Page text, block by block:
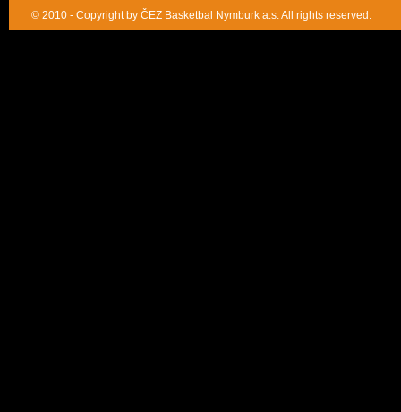
© 2010 - Copyright by ČEZ Basketbal Nymburk a.s. All rights reserved.